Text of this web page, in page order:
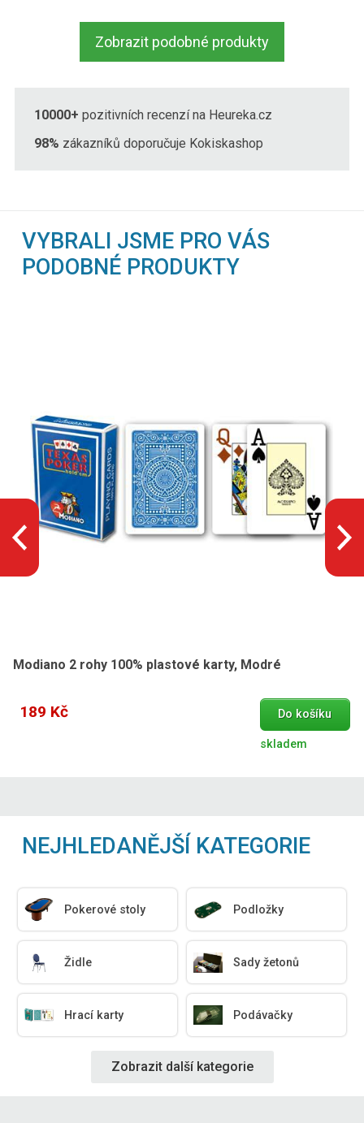
Zobrazit podobné produkty
10000+ pozitivních recenzí na Heureka.cz
98% zákazníků doporučuje Kokiskashop
VYBRALI JSME PRO VÁS
PODOBNÉ PRODUKTY
Modiano 2 rohy 100% plastové karty, Modré
189 Kč Do košíku
skladem
NEJHLEDANĚJŠÍ KATEGORIE
Pokerové stoly Podložky
Židle Sady žetonů
Hrací karty Podávačky
Zobrazit další kategorie